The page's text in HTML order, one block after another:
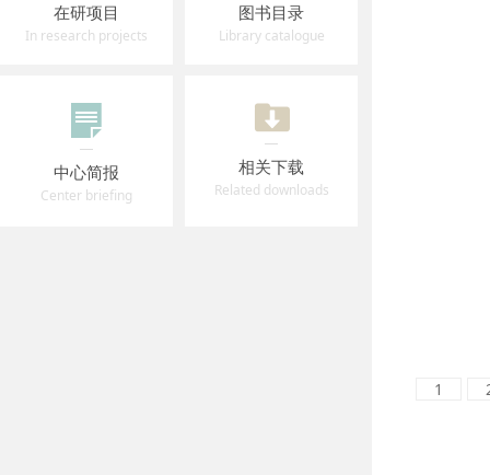
在研项目
In research projects
图书目录
Library catalogue
中心简报
Center briefing
相关下载
Related downloads
1